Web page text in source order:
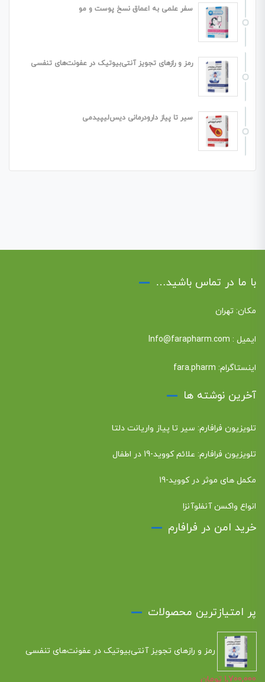
سفر علمی به اعماق نسخ پوست و مو
رمز و رازهای تجویز آنتی‌بیوتیک در عفونت‌های تنفسی
سیر تا پیاز دارودرمانی دیس‌لیپیدمی
با ما در تماس باشید…
مکان: تهران
ایمیل : Info@farapharm.com
اینستاگرام: fara.pharm
آخرین نوشته ها
تلویزیون فرافارم: سیر تا پیاز واریانت دلتا
تلویزیون فرافارم: علائم کووید-19 در اطفال
مکمل های موثر در کووید-19
انواع واکسن آنفلوآنزا
خرید امن در فرافارم
پر امتیازترین محصولات
رمز و رازهای تجویز آنتی‌بیوتیک در عفونت‌های تنفسی
1,700,000 تومان